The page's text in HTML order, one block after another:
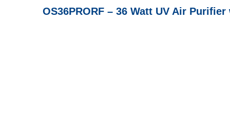
OS36PRORF – 36 Watt UV Air